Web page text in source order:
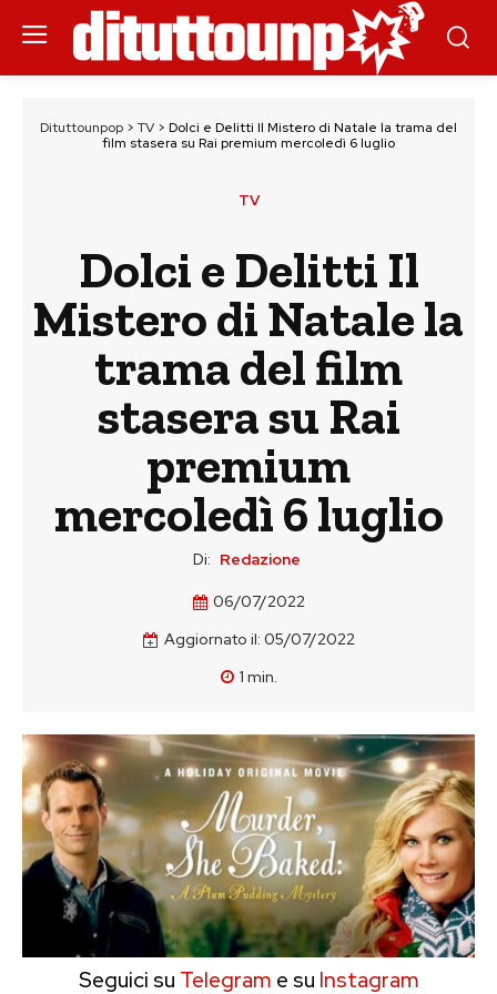
Dituttounpop > TV > Dolci e Delitti Il Mistero di Natale la trama del
film stasera su Rai premium mercoledì 6 luglio
TV
Dolci e Delitti Il
Mistero di Natale la
trama del film
stasera su Rai
premium
mercoledì 6 luglio
Di: Redazione
06/07/2022
Aggiornato il: 05/07/2022
1 min.
Seguici su Telegram e su Instagram